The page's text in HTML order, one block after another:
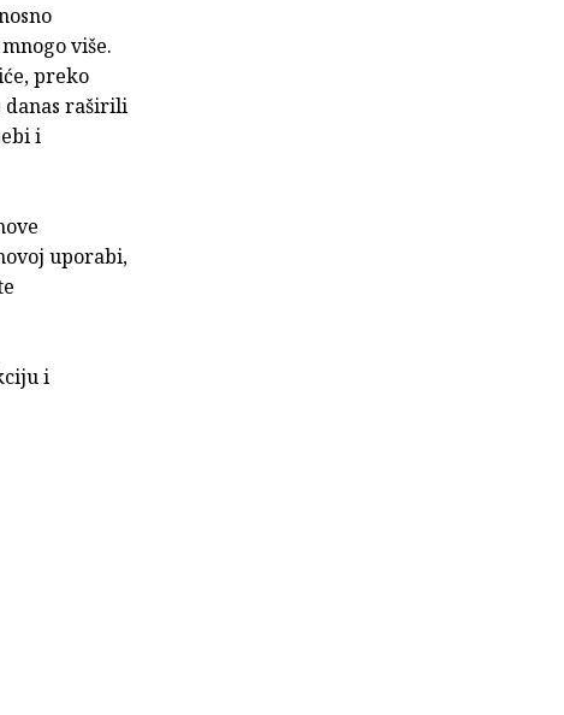
više.
preko
danas raširili
i
uporabi,
i